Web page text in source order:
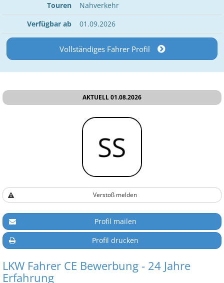
Touren
Nahverkehr
Verfügbar ab
01.09.2026
Vollständiges Fahrer Profil
AKTUELL 01.08.2026
Verstoß melden
Profil mailen
Profil drucken
LKW Fahrer CE Bewerbung - 24 Jahre
Erfahrung